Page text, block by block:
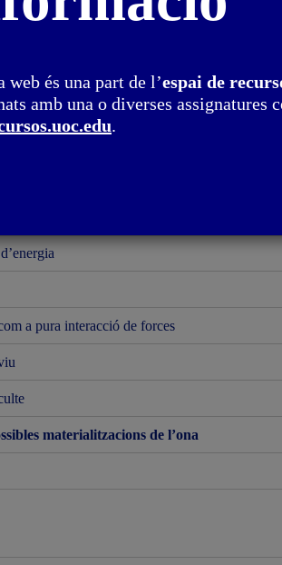
del pla
de forces
a pura interacció de forces
materialitzacions de l’ona
web és una part de l’espai de
amb una o diverses
.